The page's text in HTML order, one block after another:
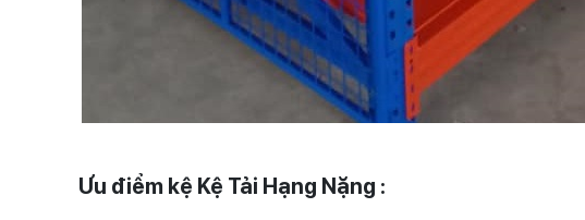
Ưu điểm kệ Kệ Tải Hạng Nặng :